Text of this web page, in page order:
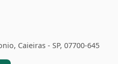
Caieiras - SP, 07700-645